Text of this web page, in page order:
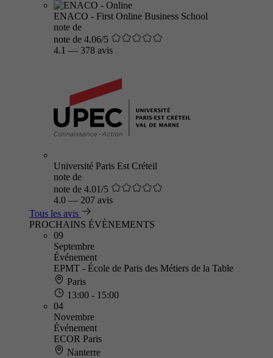
ENACO - First Online Business School
note de
note de 4.06/5
4.1 — 378 avis
Université Paris Est Créteil
note de
note de 4.01/5
4.0 — 207 avis
Tous les avis
PROCHAINS ÉVÈNEMENTS
09
Septembre
Événement
EPMT - École de Paris des Métiers de la Table
Paris
13:00 - 15:00
04
Novembre
Événement
ECOR Paris
Nanterre